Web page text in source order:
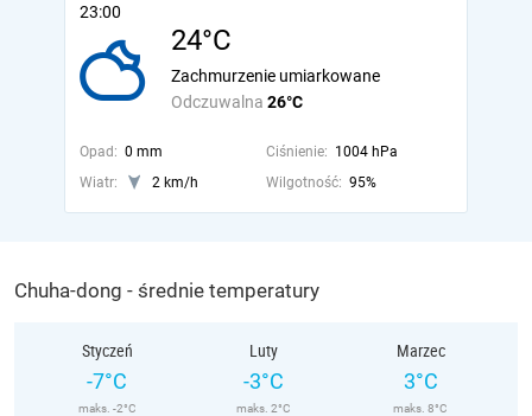
23:00
24°C
Odczuwalna 26°C
Zachmurzenie umiarkowane
Opad: 0 mm Ciśnienie: 1004 hPa
Wiatr:
2 km/h Wilgotność: 95%
Chuha-dong - średnie temperatury
Styczeń
-7°C
maks. -2°C
Luty
-3°C
maks. 2°C
Marzec
3°C
maks. 8°C